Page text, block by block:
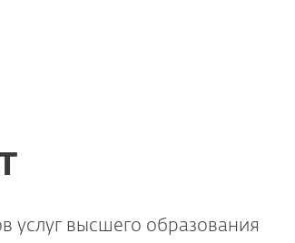
услуг высшего образования